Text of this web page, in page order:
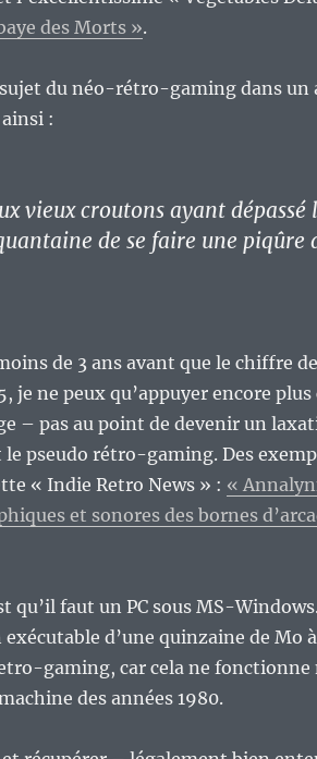
des Morts ».
sujet du néo-rétro-gaming dans un
:
vieux croutons ayant
de se faire une piqûre
de 3 ans avant que le chiffre
je ne peux qu’appuyer encore
– pas au point de devenir un
le pseudo rétro-gaming. Des
« Indie Retro News » : «
et sonores des bornes
qu’il faut un PC sous MS-
d’une quinzaine de Mo
gaming, car cela ne fonctionne
des années 1980.